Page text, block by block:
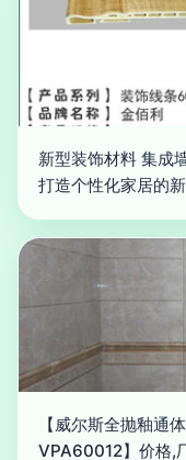
新型装饰材料 集
打造个性化家居的
【威尔斯全抛釉通
VPA60012】价格,